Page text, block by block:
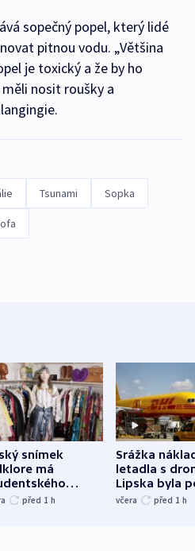
sopečný popel, který lidé
pitnou vodu. „Většina
je toxický a že by ho
nosit roušky a
Tsunami Sopka
snímek
má
zabojuje o
před 1 h
Srážka
letadla s
Lipska byla
německého
včera před 1 h